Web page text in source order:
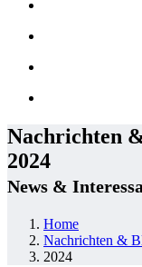
Nachrichten
2024
News &
Home
Nachrichten &
2024